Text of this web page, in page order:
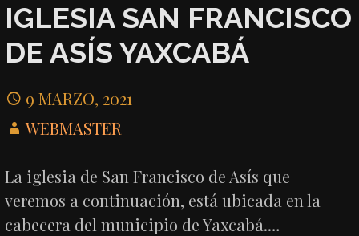
IGLESIA SAN FRANCISCO
DE ASÍS YAXCABÁ
9 MARZO, 2021
WEBMASTER
La iglesia de San Francisco de Asís que
veremos a continuación, está ubicada en la
cabecera del municipio de Yaxcabá.…